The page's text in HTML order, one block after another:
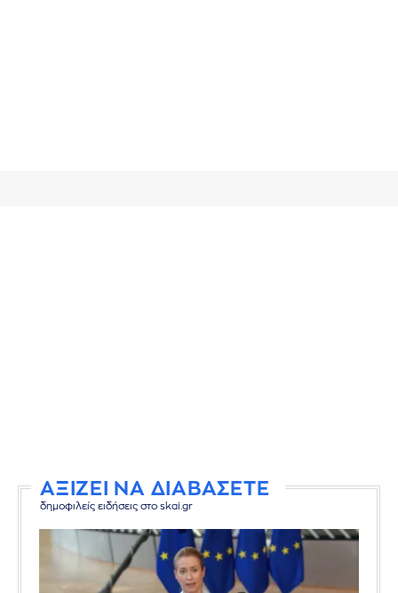
ΑΞΙΖΕΙ ΝΑ ΔΙΑΒΑΣΕΤΕ
δημοφιλείς ειδήσεις στο skai.gr